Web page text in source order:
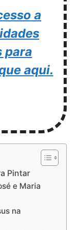
a
para
aqui.
Pintar
e Maria
na